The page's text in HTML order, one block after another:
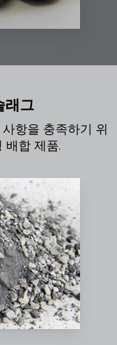
래그
항을 충족하기 위
배합 제품.